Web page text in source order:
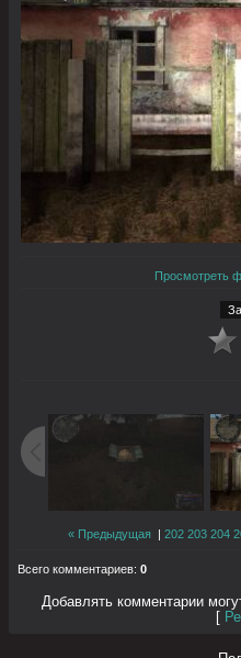
Просмотреть
« Предыдущая | 202 203 204
Всего комментариев: 0
Добавлять комментарии